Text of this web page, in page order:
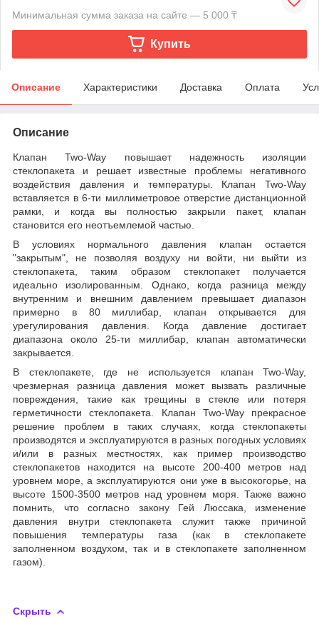
Минимальная сумма заказа на сайте — 5 000 ₸
Купить
Описание Характеристики Доставка Оплата
Описание
Клапан Two-Way повышает надежность изоляции
стеклопакета и решает известные проблемы негативного
воздействия давления и температуры. Клапан Two-Way
вставляется в 6-ти миллиметровое отверстие дистанционной
рамки, и когда вы полностью закрыли пакет, клапан
становится его неотъемлемой частью.
В условиях нормального давления клапан остается
"закрытым", не позволяя воздуху ни войти, ни выйти из
стеклопакета, таким образом стеклопакет получается
идеально изолированным. Однако, когда разница между
внутренним и внешним давлением превышает диапазон
примерно в 80 миллибар, клапан открывается для
урегулирования давления. Когда давление достигает
диапазона около 25-ти миллибар, клапан автоматически
закрывается.
В стеклопакете, где не используется клапан Two-Way,
чрезмерная разница давления может вызвать различные
повреждения, такие как трещины в стекле или потеря
герметичности стеклопакета. Клапан Two-Way прекрасное
решение проблем в таких случаях, когда стеклопакеты
производятся и эксплуатируются в разных погодных условиях
и/или в разных местностях, как пример производство
стеклопакетов находится на высоте 200-400 метров над
уровнем море, а эксплуатируются они уже в высокогорье, на
высоте 1500-3500 метров над уровнем моря. Также важно
помнить, что согласно закону Гей Люссака, изменение
давления внутри стеклопакета служит также причиной
повышения температуры газа (как в стеклопакете
заполненном воздухом, так и в стеклопакете заполненном
газом).
Скрыть